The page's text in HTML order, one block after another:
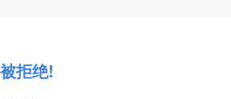
拒绝!